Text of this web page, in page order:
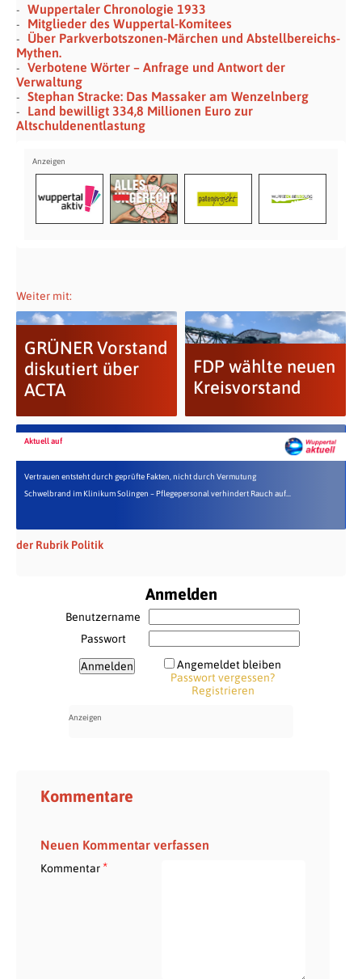
Wuppertaler Chronologie 1933
Mitglieder des Wuppertal-Komitees
Über Parkverbotszonen-Märchen und Abstellbereichs-
Mythen.
Verbotene Wörter – Anfrage und Antwort der
Verwaltung
Stephan Stracke: Das Massaker am Wenzelnberg
Land bewilligt 334,8 Millionen Euro zur
Altschuldenentlastung
Weiter mit:
GRÜNER Vorstand
diskutiert über
ACTA
FDP wählte neuen
Kreisvorstand
Aktuell auf
Vertrauen entsteht durch geprüfte Fakten, nicht durch Vermutung
Schwelbrand im Klinikum Solingen – Pflegepersonal verhindert Rauch auf...
der Rubrik Politik
Anmelden
Benutzername
Passwort
Angemeldet bleiben
Passwort vergessen?
Registrieren
Kommentare
Neuen Kommentar verfassen
Kommentar*